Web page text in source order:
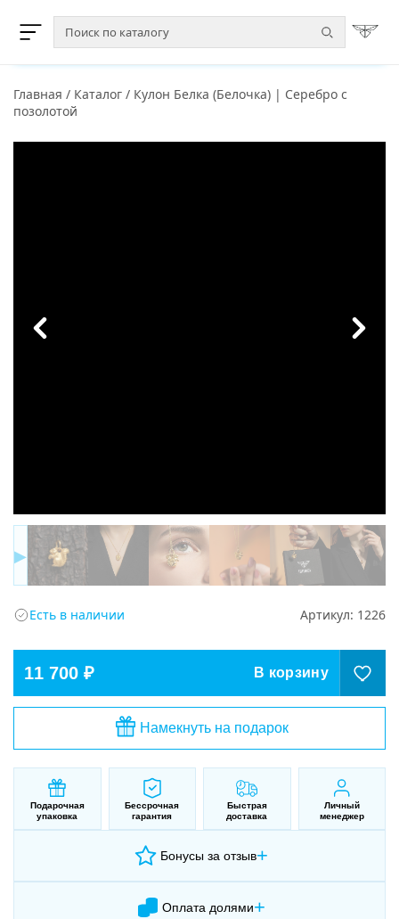
Главная / Каталог / Кулон Белка (Белочка) | Серебро с
позолотой
▶
Есть в наличии Артикул: 1226
11 700 ₽ В корзину
Намекнуть на подарок
Подарочная
упаковка
Бессрочная
гарантия
Быстрая
доставка
Личный
менеджер
Бонусы за отзыв+
Оплата долями+